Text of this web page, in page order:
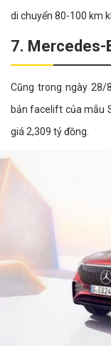
di chuyển 80-100 km
7. Mercedes-
Cũng trong ngày 28/
bản facelift của mẫu
giá 2,309 tỷ đồng.